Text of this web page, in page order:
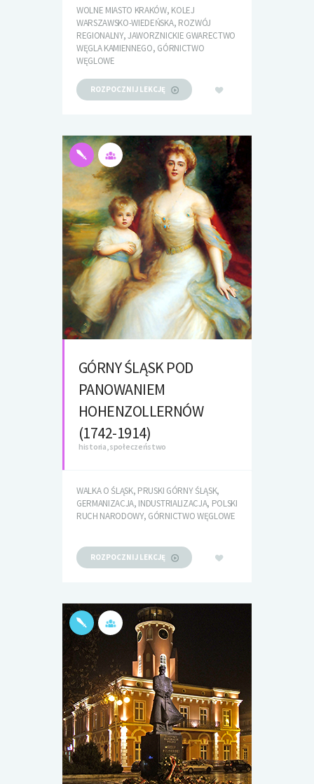
WOLNE MIASTO KRAKÓW, KOLEJ
WARSZAWSKO-WIEDEŃSKA, ROZWÓJ
REGIONALNY, JAWORZNICKIE GWARECTWO
WĘGLA KAMIENNEGO, GÓRNICTWO
WĘGLOWE
ROZPOCZNIJ LEKCJĘ
GÓRNY ŚLĄSK POD
PANOWANIEM
HOHENZOLLERNÓW
(1742-1914)
historia, społeczeństwo
WALKA O ŚLĄSK, PRUSKI GÓRNY ŚLĄSK,
GERMANIZACJA, INDUSTRIALIZACJA, POLSKI
RUCH NARODOWY, GÓRNICTWO WĘGLOWE
ROZPOCZNIJ LEKCJĘ